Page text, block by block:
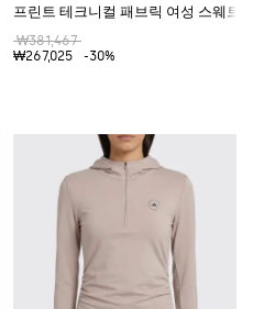
프린트 테크니컬 패브릭 여성 스웨트
₩381,467
₩267,025
-30%